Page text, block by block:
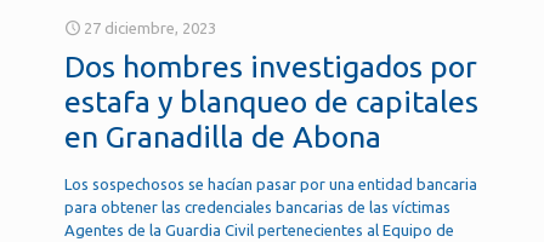
27 diciembre, 2023
Dos hombres investigados por
estafa y blanqueo de capitales
en Granadilla de Abona
Los sospechosos se hacían pasar por una entidad bancaria
para obtener las credenciales bancarias de las víctimas
Agentes de la Guardia Civil pertenecientes al Equipo de